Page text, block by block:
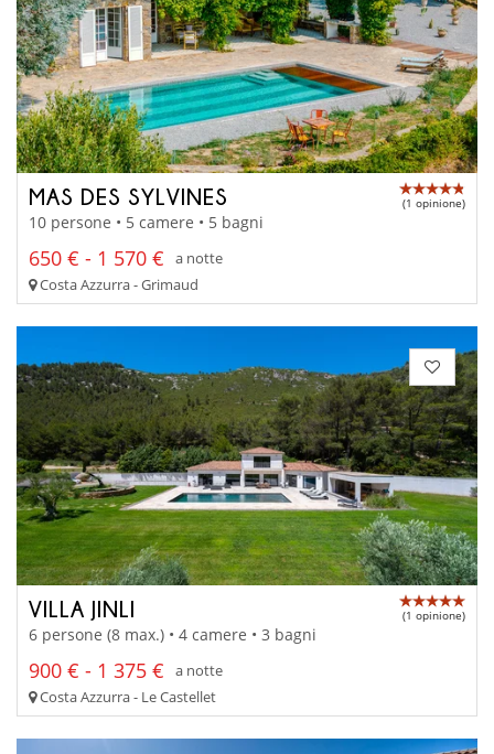
MAS DES SYLVINES (1 opinione)
10 persone • 5 camere • 5 bagni
650 € - 1 570 €
a notte
Costa Azzurra - Grimaud
VILLA JINLI (1 opinione)
6 persone (8 max.) • 4 camere • 3 bagni
900 € - 1 375 €
a notte
Costa Azzurra - Le Castellet